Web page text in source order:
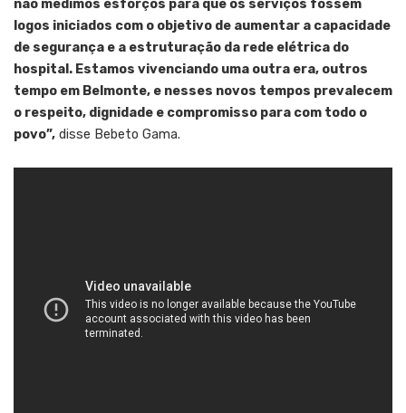
não medimos esforços para que os serviços fossem
logos iniciados com o objetivo de aumentar a capacidade
de segurança e a estruturação da rede elétrica do
hospital. Estamos vivenciando uma outra era, outros
tempo em Belmonte, e nesses novos tempos prevalecem
o respeito, dignidade e compromisso para com todo o
povo”, disse Bebeto Gama.